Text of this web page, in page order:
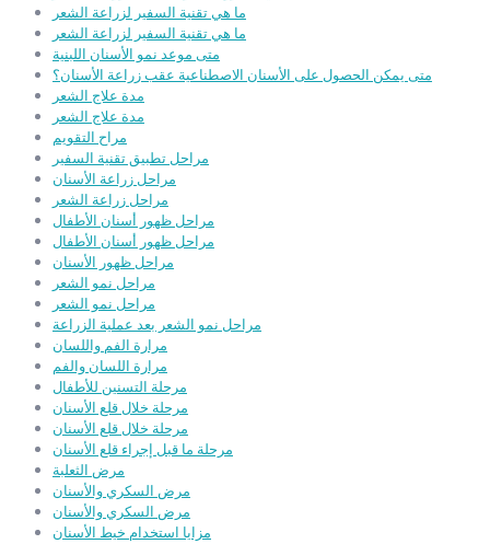
ما هي تقنية السفير لزراعة الشعر
ما هي تقنية السفير لزراعة الشعر
متى موعد نمو الأسنان اللبنية
متى يمكن الحصول على الأسنان الاصطناعية عقب زراعة الأسنان؟
مدة علاج الشعر
مدة علاج الشعر
مراح التقويم
مراحل تطبيق تقنية السفير
مراحل زراعة الأسنان
مراحل زراعة الشعر
مراحل ظهور أسنان الأطفال
مراحل ظهور أسنان الأطفال
مراحل ظهور الأسنان
مراحل نمو الشعر
مراحل نمو الشعر
مراحل نمو الشعر بعد عملية الزراعة
مرارة الفم واللسان
مرارة اللسان والفم
مرحلة التسنين للأطفال
مرحلة خلال قلع الأسنان
مرحلة خلال قلع الأسنان
مرحلة ما قبل إجراء قلع الأسنان
مرض الثعلبة
مرض السكري والأسنان
مرض السكري والأسنان
مزايا استخدام خيط الأسنان